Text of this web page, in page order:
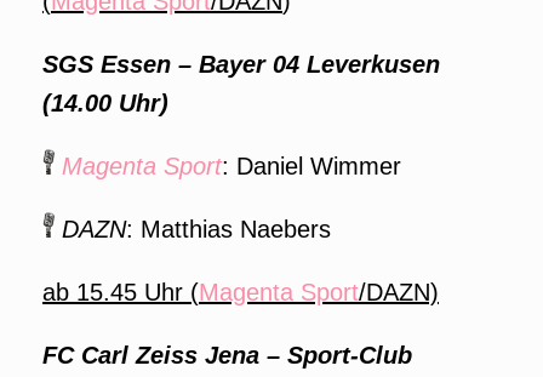
SGS Essen – Bayer 04 Leverkusen
(14.00 Uhr)
Magenta Sport: Daniel Wimmer
DAZN: Matthias Naebers
ab 15.45 Uhr (Magenta Sport/DAZN)
FC Carl Zeiss Jena – Sport-Club